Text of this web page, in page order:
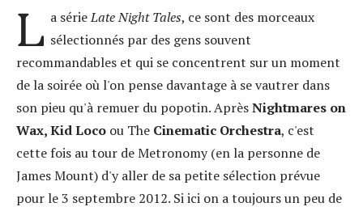
L a sérieLate Night Tales, ce sont des morceaux
sélectionnés par des gens souvent
recommandables et qui se concentrent sur un moment
de la soirée où l'on pense davantage à se vautrer dans
son pieu qu'à remuer du popotin. AprèsNightmares on
Wax, Kid Loco ou The Cinematic Orchestra, c'est
cette fois au tour de Metronomy (en la personne de
James Mount) d'y aller de sa petite sélection prévue
pour le 3 septembre 2012. Si ici on a toujours un peu de